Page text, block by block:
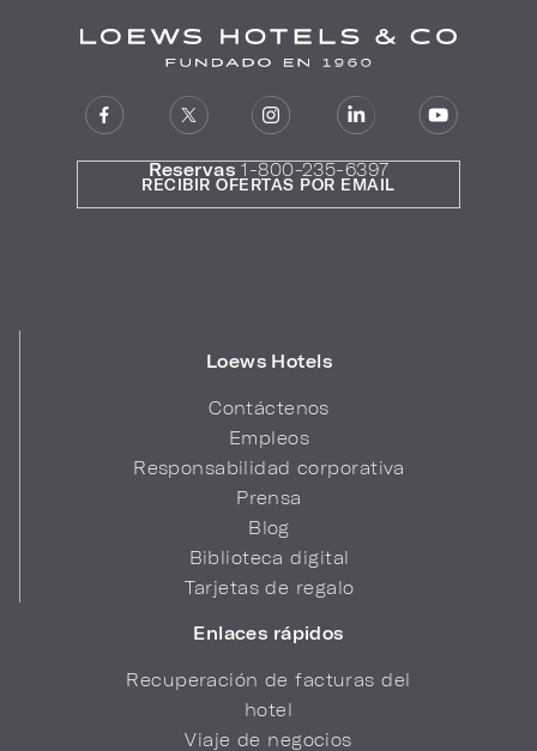
Reservas 1-800-235-6397
Loews Hotels
Contáctenos
Empleos
Responsabilidad corporativa
Prensa
Blog
Biblioteca digital
Tarjetas de regalo
Enlaces rápidos
Recuperación de facturas del
hotel
Viaje de negocios
RECIBIR OFERTAS POR EMAIL